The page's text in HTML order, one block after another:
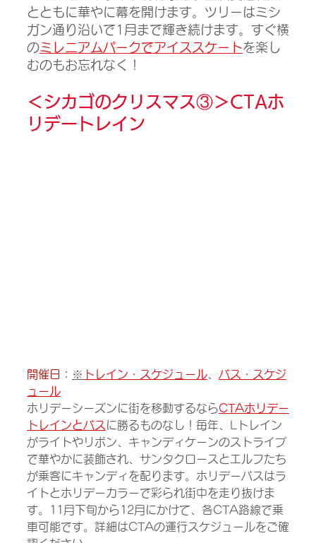
とともに華やに幕を開けます。ツリーはミシ
ガン通り沿いで1月まで輝き続けます。すぐ横
のミレニアムパークでアイススケートを楽し
むのもお忘れなく！
＜シカゴのクリスマス③＞CTAホ
リデートレイン
開催日： ※ トレイン・スケジュール
バス・スケジ
ュール
ホリデーシーズンに街を移動するならCTAホリデー
トレインとバス に勝るものなし！毎年、Lトレイン
がライトやリボン、キャンディケーンのストライプ
で華やかに装飾され、サンタクロースとエルフたち
が乗客にキャンディを配ります。ホリデーバスはラ
イトとホリデーカラーで彩られ街中を走り抜けま
す。11月下旬から12月にかけて、各CTA路線で乗
車可能です。詳細はCTAの運行スケジュールをご確